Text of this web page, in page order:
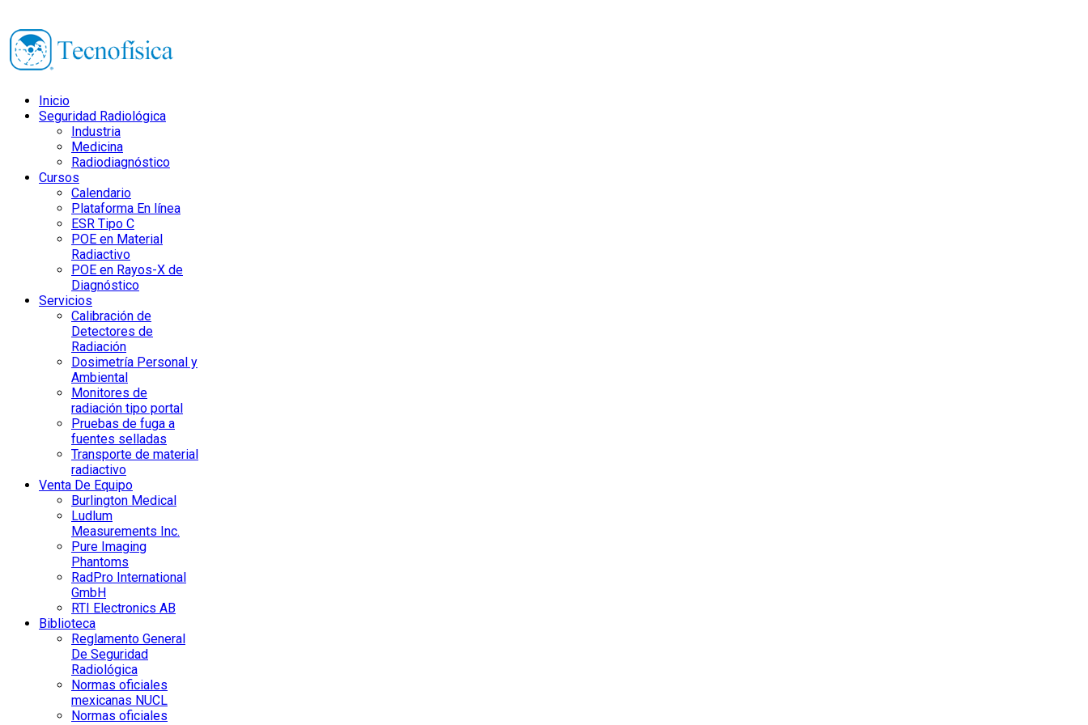
Inicio
Seguridad Radiológica
Industria
Medicina
Radiodiagnóstico
Cursos
Calendario
Plataforma En línea
ESR Tipo C
POE en Material
Radiactivo
POE en Rayos-X de
Diagnóstico
Servicios
Calibración de
Detectores de
Radiación
Dosimetría Personal y
Ambiental
Monitores de
radiación tipo portal
Pruebas de fuga a
fuentes selladas
Transporte de material
radiactivo
Venta De Equipo
Burlington Medical
Ludlum
Measurements Inc.
Pure Imaging
Phantoms
RadPro International
GmbH
RTI Electronics AB
Biblioteca
Reglamento General
De Seguridad
Radiológica
Normas oficiales
mexicanas NUCL
Normas oficiales